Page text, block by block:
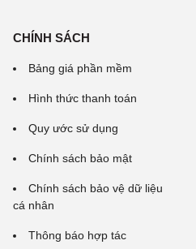
CHÍNH SÁCH
Bảng giá phần mềm
Hình thức thanh toán
Quy ước sử dụng
Chính sách bảo mật
Chính sách bảo vệ dữ liệu
cá nhân
Thông báo hợp tác